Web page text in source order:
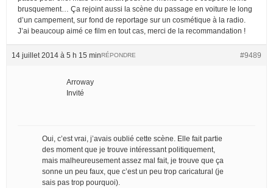
brusquement… Ça rejoint aussi la scène du passage en voiture le long
d’un campement, sur fond de reportage sur un cosmétique à la radio.
J’ai beaucoup aimé ce film en tout cas, merci de la recommandation !
14 juillet 2014 à 5 h 15 min #9489
RÉPONDRE
Arroway
Invité
Oui, c’est vrai, j’avais oublié cette scène. Elle fait partie
des moment que je trouve intéressant politiquement,
mais malheureusement assez mal fait, je trouve que ça
sonne un peu faux, que c’est un peu trop caricatural (je
sais pas trop pourquoi).